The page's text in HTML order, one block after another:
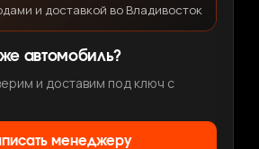
и доставкой во Владивосток
автомобиль?
и доставим под ключ с
менеджеру